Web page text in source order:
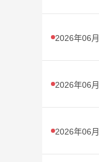
2026年06
2026年06
2026年06